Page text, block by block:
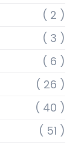
( 2 )
( 3 )
( 6 )
( 26 )
( 40 )
( 51 )